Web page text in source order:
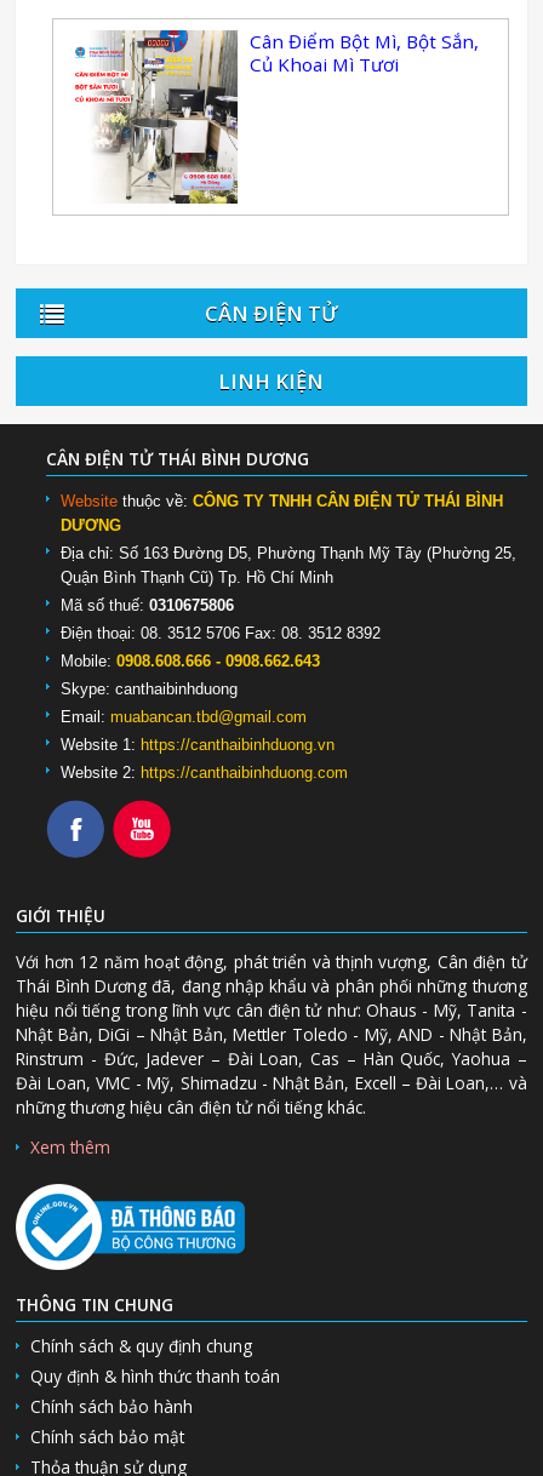
Cân Điểm Bột Mì, Bột Sắn,
Củ Khoai Mì Tươi
CÂN ĐIỆN TỬ
LINH KIỆN
CÂN ĐIỆN TỬ THÁI BÌNH DƯƠNG
Website thuộc về:CÔNG TY TNHH CÂN ĐIỆN TỬ THÁI BÌNH
DƯƠNG
Địa chỉ: Số 163 Đường D5, Phường Thạnh Mỹ Tây (Phường 25,
Quận Bình Thạnh Cũ) Tp. Hồ Chí Minh
Mã số thuế:0310675806
Điện thoại: 08. 3512 5706 Fax: 08. 3512 8392
Mobile: 0908.608.666 - 0908.662.643
Skype:canthaibinhduong
Email:muabancan.tbd@gmail.com
Website 1: https://canthaibinhduong.vn
Website 2: https://canthaibinhduong.com
GIỚI THIỆU
Với hơn 12 năm hoạt động, phát triển và thịnh vượng, Cân điện tử
Thái Bình Dương đã, đang nhập khẩu và phân phối những thương
hiệu nổi tiếng trong lĩnh vực cân điện tử như: Ohaus - Mỹ, Tanita -
Nhật Bản, DiGi – Nhật Bản, Mettler Toledo - Mỹ, AND - Nhật Bản,
Rinstrum - Đức, Jadever – Đài Loan, Cas – Hàn Quốc, Yaohua –
Đài Loan, VMC - Mỹ, Shimadzu - Nhật Bản, Excell – Đài Loan,… và
những thương hiệu cân điện tử nổi tiếng khác.
Xem thêm
THÔNG TIN CHUNG
Chính sách & quy định chung
Quy định & hình thức thanh toán
Chính sách bảo hành
Chính sách bảo mật
Thỏa thuận sử dụng